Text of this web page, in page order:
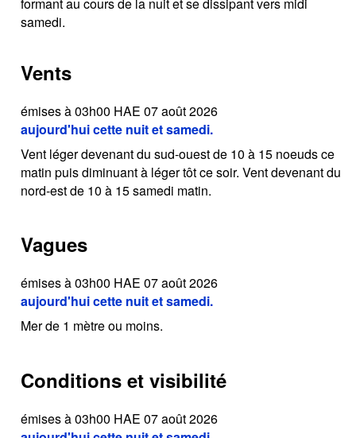
samedi.
Vents
émises à 03h00 HAE 07 août 2026
aujourd'hui cette nuit et samedi.
Vent léger devenant du sud-ouest de 10 à 15 noeuds ce
matin puis diminuant à léger tôt ce soir. Vent devenant du
nord-est de 10 à 15 samedi matin.
Vagues
émises à 03h00 HAE 07 août 2026
aujourd'hui cette nuit et samedi.
Mer de 1 mètre ou moins.
Conditions et visibilité
émises à 03h00 HAE 07 août 2026